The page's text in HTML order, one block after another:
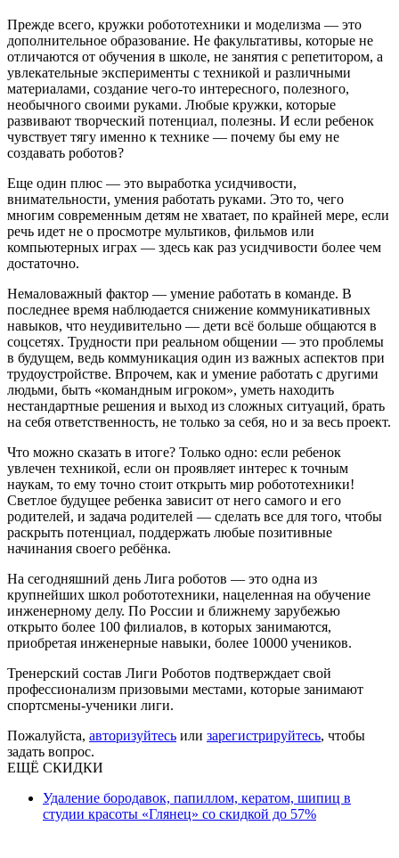
Прежде всего, кружки робототехники и моделизма — это
дополнительное образование. Не факультативы, которые не
отличаются от обучения в школе, не занятия с репетитором, а
увлекательные эксперименты с техникой и различными
материалами, создание чего-то интересного, полезного,
необычного своими руками. Любые кружки, которые
развивают творческий потенциал, полезны. И если ребенок
чувствует тягу именно к технике — почему бы ему не
создавать роботов?
Еще один плюс — это выработка усидчивости,
внимательности, умения работать руками. Это то, чего
многим современным детям не хватает, по крайней мере, если
речь идет не о просмотре мультиков, фильмов или
компьютерных играх — здесь как раз усидчивости более чем
достаточно.
Немаловажный фактор — умение работать в команде. В
последнее время наблюдается снижение коммуникативных
навыков, что неудивительно — дети всё больше общаются в
соцсетях. Трудности при реальном общении — это проблемы
в будущем, ведь коммуникация один из важных аспектов при
трудоустройстве. Впрочем, как и умение работать с другими
людьми, быть «командным игроком», уметь находить
нестандартные решения и выход из сложных ситуаций, брать
на себя ответственность, не только за себя, но и за весь проект.
Что можно сказать в итоге? Только одно: если ребенок
увлечен техникой, если он проявляет интерес к точным
наукам, то ему точно стоит открыть мир робототехники!
Светлое будущее ребенка зависит от него самого и его
родителей, и задача родителей — сделать все для того, чтобы
раскрыть потенциал, поддержать любые позитивные
начинания своего ребёнка.
На сегодняшний день Лига роботов — это одна из
крупнейших школ робототехники, нацеленная на обучение
инженерному делу. По России и ближнему зарубежью
открыто более 100 филиалов, в которых занимаются,
приобретая инженерные навыки, более 10000 учеников.
Тренерский состав Лиги Роботов подтверждает свой
профессионализм призовыми местами, которые занимают
спортсмены-ученики лиги.
Пожалуйста, авторизуйтесь или зарегистрируйтесь, чтобы
задать вопрос.
ЕЩЁ СКИДКИ
Удаление бородавок, папиллом, кератом, шипиц в
студии красоты «Глянец» со скидкой до 57%